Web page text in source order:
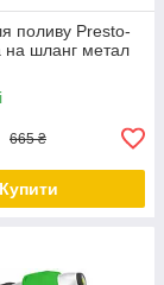
поливу Presto-
на шланг метал
665 ₴
Купити